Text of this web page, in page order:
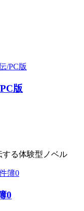
版
する体験型ノベル
0